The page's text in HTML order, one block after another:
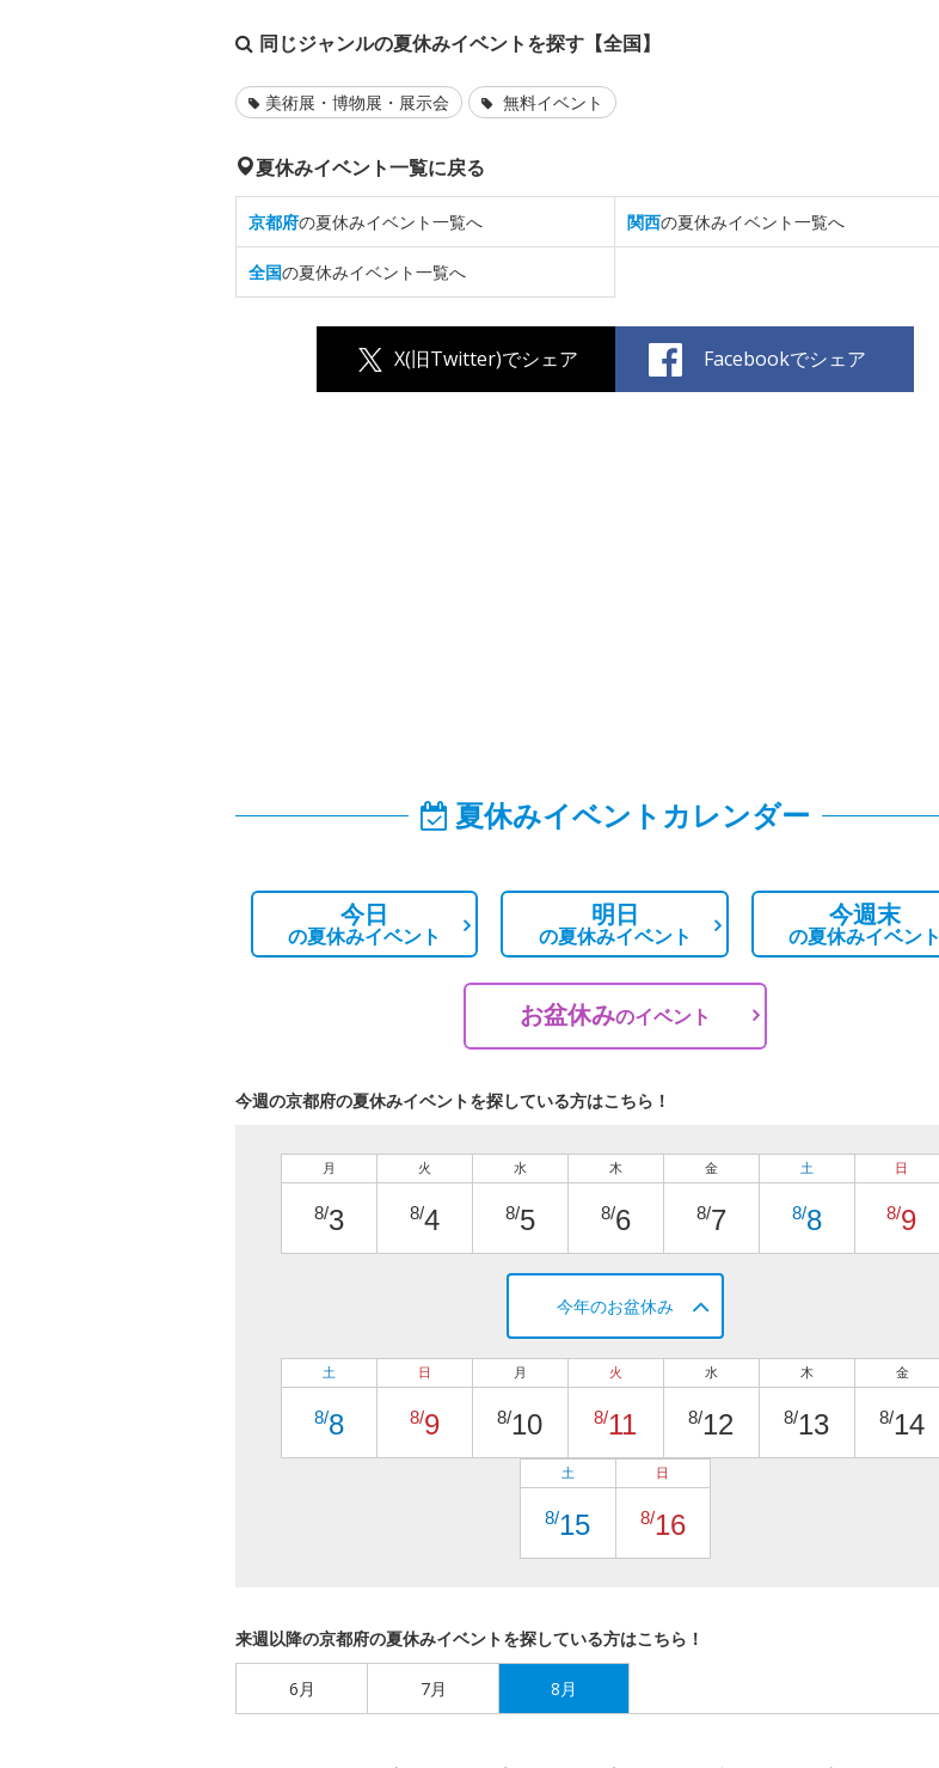
同じジャンルの夏休みイベントを探す【全国】
美術展・博物展・展示会 無料イベント
夏休みイベント一覧に戻る
京都府の夏休みイベント一覧へ 関西の夏休みイベント一覧へ
全国の夏休みイベント一覧へ
X(旧Twitter)でシェア Facebookでシェア
夏休みイベントカレンダー
今日
の夏休みイベント
明日
の夏休みイベント
今週末
の夏休みイベント
お盆休みのイベント
今週の京都府の夏休みイベントを探している方はこちら！
月
8/3
火
8/4
水
8/5
木
8/6
金
8/7
土
8/8
日
8/9
今年のお盆休み
土
8/8
日
8/9
月
8/10
火
8/11
水
8/12
木
8/13
金
8/14
土
8/15
日
8/16
来週以降の京都府の夏休みイベントを探している方はこちら！
6月 7月 8月